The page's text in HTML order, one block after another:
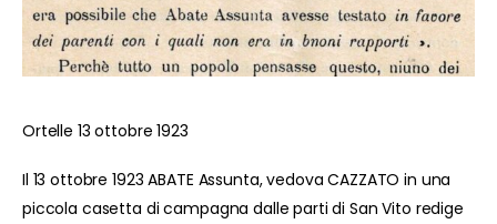
Ortelle 13 ottobre 1923
Il 13 ottobre 1923 ABATE Assunta, vedova CAZZATO in una
piccola casetta di campagna dalle parti di San Vito redige